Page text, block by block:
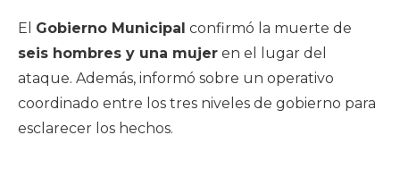
El Gobierno Municipal confirmó la muerte de
seis hombres y una mujer en el lugar del
ataque. Además, informó sobre un operativo
coordinado entre los tres niveles de gobierno para
esclarecer los hechos.